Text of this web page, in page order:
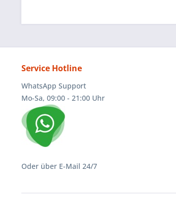
Service Hotline
WhatsApp Support
Mo-Sa, 09:00 - 21:00 Uhr
Oder über E-Mail 24/7